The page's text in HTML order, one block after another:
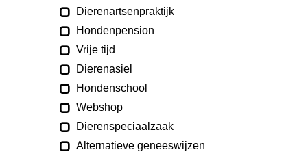
Dierenartsenpraktijk
Hondenpension
Vrije tijd
Dierenasiel
Hondenschool
Webshop
Dierenspeciaalzaak
Alternatieve geneeswijzen